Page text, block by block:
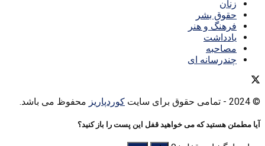
زنان
حقوق بشر
فرهنگ و هنر
یادداشت
مصاحبه
چندرسانه ای
© 2024 - تمامی حقوق برای سایت کوردپاریز محفوظ می باشد.
آیا مطمئن هستید که می خواهید قفل این پست را باز کنید؟